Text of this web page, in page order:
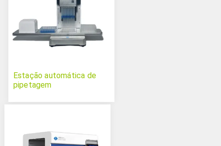
Estação automática de
pipetagem